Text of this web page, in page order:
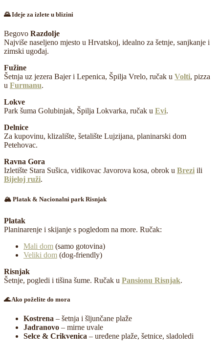
🌄 Ideje za izlete u blizini
Begovo Razdolje
Najviše naseljeno mjesto u Hrvatskoj, idealno za šetnje, sanjkanje i
zimski ugođaj.
Fužine
Šetnja uz jezera Bajer i Lepenica, Špilja Vrelo, ručak u Volti, pizza
u Furmanu.
Lokve
Park šuma Golubinjak, Špilja Lokvarka, ručak u Evi.
Delnice
Za kupovinu, klizalište, šetalište Lujzijana, planinarski dom
Petehovac.
Ravna Gora
Izletište Stara Sušica, vidikovac Javorova kosa, obrok u Brezi ili
Bijeloj ruži.
🏔️ Platak & Nacionalni park Risnjak
Platak
Planinarenje i skijanje s pogledom na more. Ručak:
Mali dom (samo gotovina)
Veliki dom (dog-friendly)
Risnjak
Šetnje, pogledi i tišina šume. Ručak u Pansionu Risnjak.
🌊 Ako poželite do mora
Kostrena – šetnja i šljunčane plaže
Jadranovo – mirne uvale
Selce & Crikvenica – uređene plaže, šetnice, sladoledi